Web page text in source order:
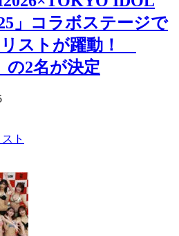
」コラボステージで
ストが躍動！
の2名が決定
ト